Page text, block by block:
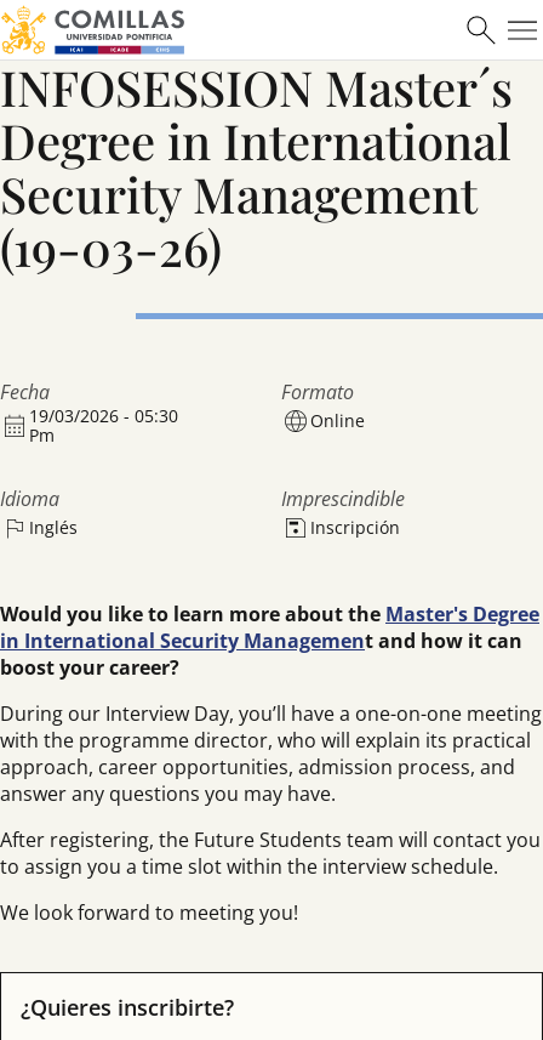
Máster en Ciberseguridad
Saber más
INFOSESSION Master´s
Degree in International
Security Management
(19-03-26)
Fecha
19/03/2026 - 05:30
Pm
Formato
Online
Idioma
Inglés
Imprescindible
Inscripción
Would you like to learn more about the Master's Degree
in International Security Managementand how it can
boost your career?
During our Interview Day, you’ll have a one-on-one meeting
with the programme director, who will explain its practical
approach, career opportunities, admission process, and
answer any questions you may have.
After registering, the Future Students team will contact you
to assign you a time slot within the interview schedule.
We look forward to meeting you!
¿Quieres inscribirte?